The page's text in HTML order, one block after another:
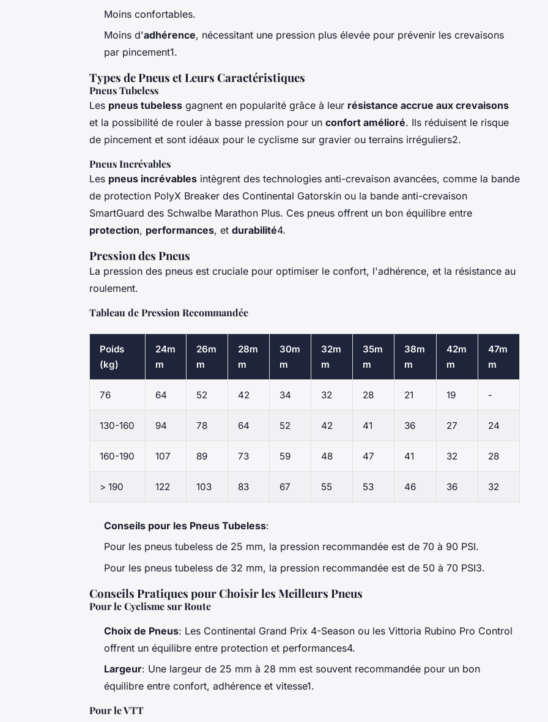
Moins confortables.
Moins d'adhérence, nécessitant une pression plus élevée pour prévenir les crevaisons
par pincement1.
Types de Pneus et Leurs Caractéristiques
Pneus Tubeless
Les pneus tubeless gagnent en popularité grâce à leur résistance accrue aux crevaisons
et la possibilité de rouler à basse pression pour un confort amélioré. Ils réduisent le risque
de pincement et sont idéaux pour le cyclisme sur gravier ou terrains irréguliers2.
Pneus Incrévables
Les pneus incrévables intègrent des technologies anti-crevaison avancées, comme la bande
de protection PolyX Breaker des Continental Gatorskin ou la bande anti-crevaison
SmartGuard des Schwalbe Marathon Plus. Ces pneus offrent un bon équilibre entre
protection, performances, et durabilité4.
Pression des Pneus
La pression des pneus est cruciale pour optimiser le confort, l'adhérence, et la résistance au
roulement.
Tableau de Pression Recommandée
Poids
(kg)
24m
m
26m
m
28m
m
30m
m
32m
m
35m
m
38m
m
42m
m
47m
m
76 64 52 42 34 32 28 21 19 -
130-160 94 78 64 52 42 41 36 27 24
160-190 107 89 73 59 48 47 41 32 28
> 190 122 103 83 67 55 53 46 36 32
Conseils pour les Pneus Tubeless:
Pour les pneus tubeless de 25 mm, la pression recommandée est de 70 à 90 PSI.
Pour les pneus tubeless de 32 mm, la pression recommandée est de 50 à 70 PSI3.
Conseils Pratiques pour Choisir les Meilleurs Pneus
Pour le Cyclisme sur Route
Choix de Pneus: Les Continental Grand Prix 4-Season ou les Vittoria Rubino Pro Control
offrent un équilibre entre protection et performances4.
Largeur: Une largeur de 25 mm à 28 mm est souvent recommandée pour un bon
équilibre entre confort, adhérence et vitesse1.
Pour le VTT